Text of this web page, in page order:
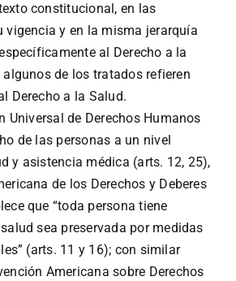
constitucional, en las
vigencia y en la misma jerarquía
al Derecho a la
de los tratados refieren
Derecho a la Salud.
Universal de Derechos Humanos
de las personas a un nivel
y asistencia médica (arts. 12, 25),
de los Derechos y Deberes
que “toda persona tiene
sea preservada por medidas
(arts. 11 y 16); con similar
Americana sobre Derechos